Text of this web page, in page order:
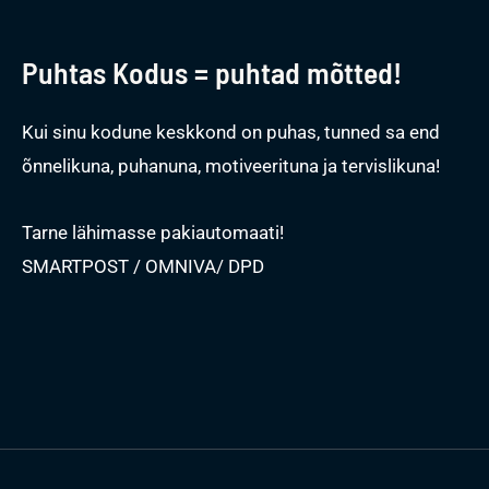
Puhtas Kodus = puhtad mõtted!
Kui sinu kodune keskkond on puhas, tunned sa end
õnnelikuna, puhanuna, motiveerituna ja tervislikuna!
Tarne lähimasse pakiautomaati!
SMARTPOST / OMNIVA/ DPD